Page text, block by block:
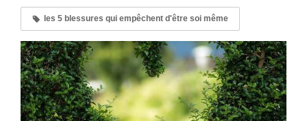
les 5 blessures qui empêchent d'être soi même